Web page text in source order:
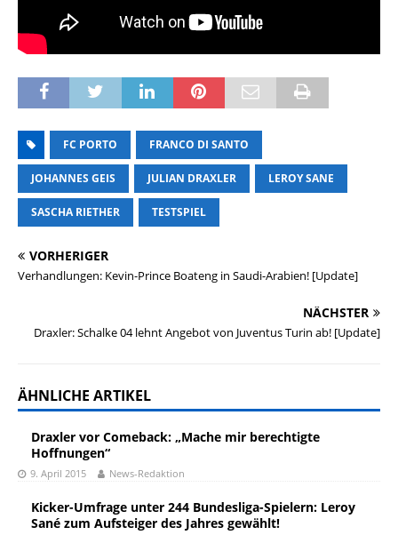
FC PORTO FRANCO DI SANTO
JOHANNES GEIS JULIAN DRAXLER LEROY SANE
SASCHA RIETHER TESTSPIEL
VORHERIGER
Verhandlungen: Kevin-Prince Boateng in Saudi-Arabien! [Update]
NÄCHSTER
Draxler: Schalke 04 lehnt Angebot von Juventus Turin ab! [Update]
ÄHNLICHE ARTIKEL
Draxler vor Comeback: „Mache mir berechtigte
Hoffnungen“
9. April 2015 News-Redaktion
Kicker-Umfrage unter 244 Bundesliga-Spielern: Leroy
Sané zum Aufsteiger des Jahres gewählt!